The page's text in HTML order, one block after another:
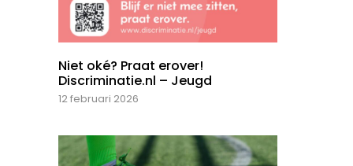
Niet oké? Praat erover!
Discriminatie.nl – Jeugd
12 februari 2026